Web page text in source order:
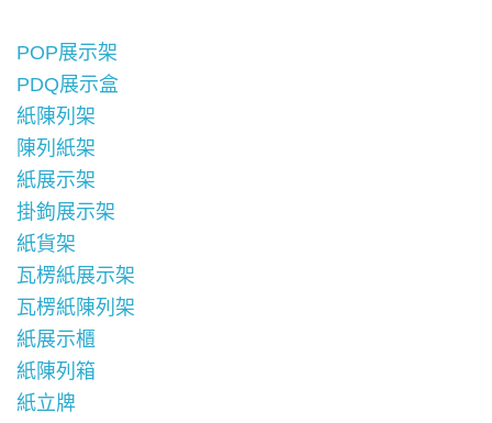
POP展示架
PDQ展示盒
紙陳列架
陳列紙架
紙展示架
掛鉤展示架
紙貨架
瓦楞紙展示架
瓦楞紙陳列架
紙展示櫃
紙陳列箱
紙立牌